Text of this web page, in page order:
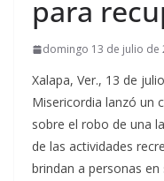
para
domingo 13 de julio de
Xalapa, Ver., 13 de
Misericordia lanzó un
sobre el robo de una
de las actividades
brindan a personas